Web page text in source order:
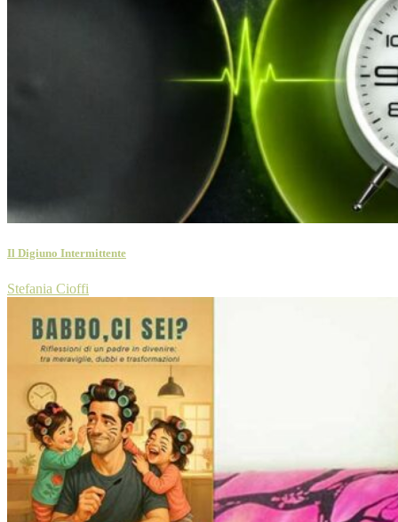
Il Digiuno Intermittente
Stefania Cioffi